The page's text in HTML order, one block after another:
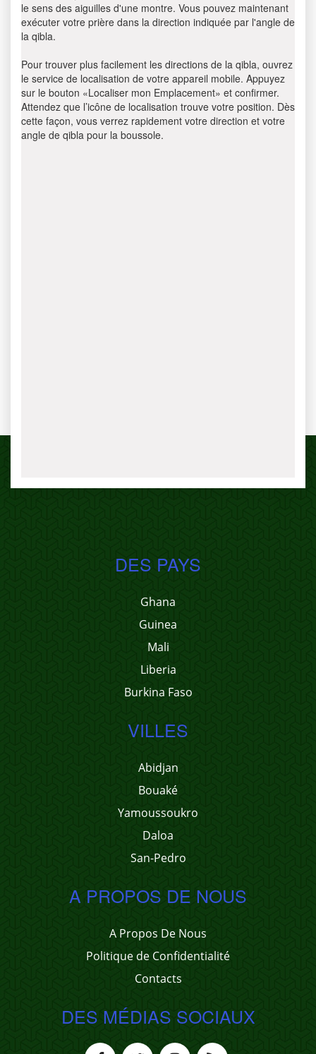
le sens des aiguilles d'une montre. Vous pouvez maintenant
exécuter votre prière dans la direction indiquée par l'angle de
la qibla.
Pour trouver plus facilement les directions de la qibla, ouvrez
le service de localisation de votre appareil mobile. Appuyez
sur le bouton «Localiser mon Emplacement» et confirmer.
Attendez que l’icône de localisation trouve votre position. Dès
cette façon, vous verrez rapidement votre direction et votre
angle de qibla pour la boussole.
DES PAYS
Ghana
Guinea
Mali
Liberia
Burkina Faso
VILLES
Abidjan
Bouaké
Yamoussoukro
Daloa
San-Pedro
A PROPOS DE NOUS
A Propos De Nous
Politique de Confidentialité
Contacts
DES MÉDIAS SOCIAUX